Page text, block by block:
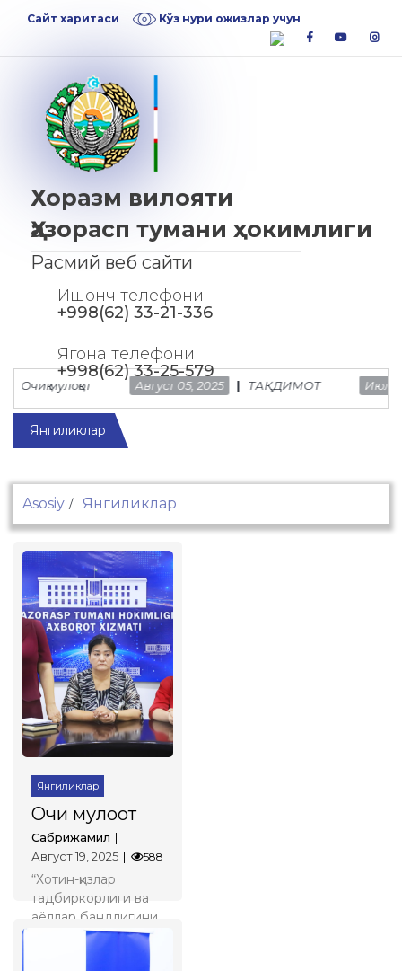
Сайт харитаси
Кўз нури ожизлар учун
facebookyoutube
Хоразм вилояти
Ҳазорасп тумани ҳокимлиги
Расмий веб сайти
Ишонч телефони
+998(62) 33-21-336
Ягона телефони
+998(62) 33-25-579
Янгиликлар
мулоқот Август 05, 2025 ТАҚДИМОТ Июль 25,
Asosiy Янгиликлар
Янгиликлар
Очиқ мулоқот
Сабрижамил
Август 19, 2025
588
“Хотин-қизлар
тадбиркорлиги ва
аёллар бандлигини
таъминлаш”
борасида туманда